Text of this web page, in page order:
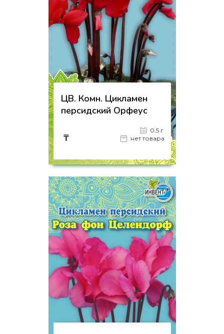
ЦВ. Комн. Цикламен
персидский Орфеус
₸
0.5 г
нет товара
на страницу товара